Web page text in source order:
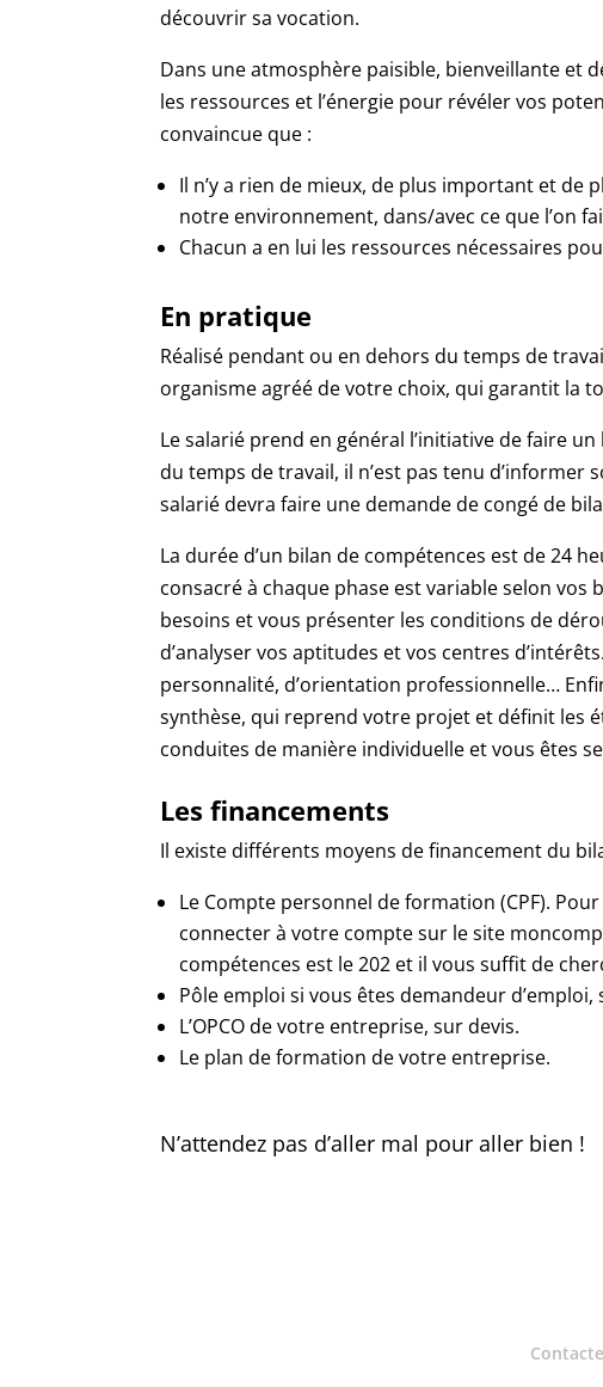
découvrir sa vocation.
Dans une atmosphère paisible, bienveillante et
les ressources et l’énergie pour révéler vos
convaincue que :
Il n’y a rien de mieux, de plus important et de
notre environnement, dans/avec ce que l’on
Chacun a en lui les ressources nécessaires
En pratique
Réalisé pendant ou en dehors du temps de
organisme agréé de votre choix, qui garantit la
Le salarié prend en général l’initiative de faire
du temps de travail, il n’est pas tenu d’informer
salarié devra faire une demande de congé de
La durée d’un bilan de compétences est de 24
consacré à chaque phase est variable selon
besoins et vous présenter les conditions de
d’analyser vos aptitudes et vos centres
personnalité, d’orientation professionnelle…
synthèse, qui reprend votre projet et définit les
conduites de manière individuelle et vous êtes
Les financements
Il existe différents moyens de financement du
Le Compte personnel de formation (CPF).
connecter à votre compte sur le site
compétences est le 202 et il vous suffit de
Pôle emploi si vous êtes demandeur d’emploi,
L’OPCO de votre entreprise, sur devis.
Le plan de formation de votre entreprise.
N’attendez pas d’aller mal pour aller bien !